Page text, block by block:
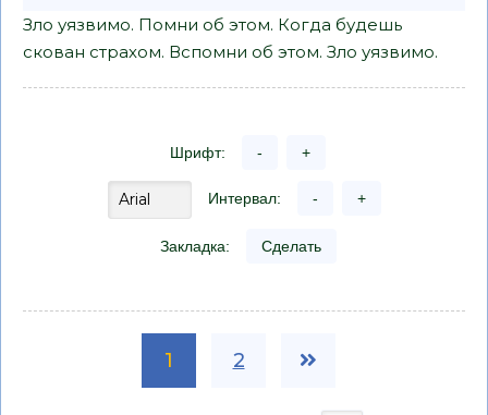
Зло уязвимо. Помни об этом. Когда будешь
скован страхом. Вспомни об этом. Зло уязвимо.
Шрифт: - +
Интервал: - +
Закладка: Сделать
1 2